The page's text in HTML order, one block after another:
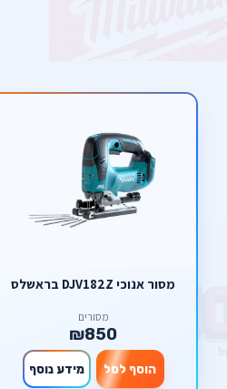
מסור אנוכי DJV182Z בראשלס
מסורים
₪850
הוסף לסל מידע נוסף